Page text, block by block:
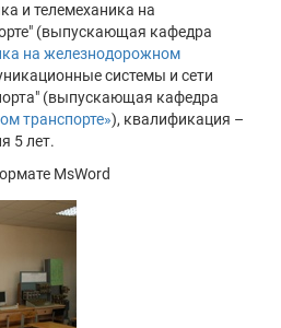
и телемеханика на
(выпускающая кафедра
на железнодорожном
системы и сети
(выпускающая кафедра
транспорте»), квалификация –
5 лет.
MsWord